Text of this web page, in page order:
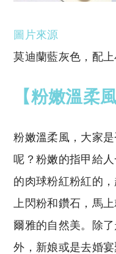
圖片來源
莫迪蘭藍灰色，配
【粉嫩溫柔風
粉嫩溫柔風，大家
呢？粉嫩的指甲給
的肉球粉紅粉紅的
上閃粉和鑽石，馬
爾雅的自然美。除
外，新娘或是去婚